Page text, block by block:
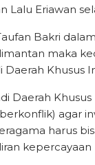
Lalu Eriawan
Bakri
maka
Khusus
Khusus
agar
harus
kepercayaan